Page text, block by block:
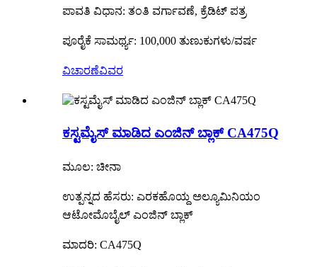
ಪಾವತಿ ವಿಧಾನ: ತಂತಿ ವರ್ಗಾವಣೆ, ಕ್ರೆಡಿಟ್ ಪತ್ರ
ಪೂರೈಕೆ ಸಾಮರ್ಥ್ಯ: 100,000 ತುಣುಕುಗಳು/ವರ್ಷ
ವಿಚಾರಣೆವಿವರ
ಕಸ್ಟಮೈಸ್ ಮಾಡಿದ ಎಂಜಿನ್ ಬ್ಲಾಕ್ CA475Q
ಮೂಲ: ಚೀನಾ
ಉತ್ಪನ್ನದ ಹೆಸರು: ಎರಕಹೊಯ್ದ ಅಲ್ಯೂಮಿನಿಯಂ
ಆಟೋಮೊಬೈಲ್ ಎಂಜಿನ್ ಬ್ಲಾಕ್
ಮಾದರಿ: CA475Q